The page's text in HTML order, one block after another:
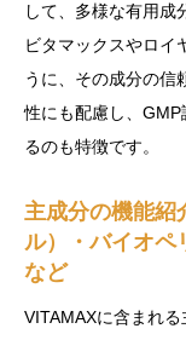
して、多様な有用成
ビタマックスやロイ
うに、その成分の信
性にも配慮し、
るのも特徴です。
主成分の機能紹
ル）・バイオペ
など
VITAMAXに含まれ